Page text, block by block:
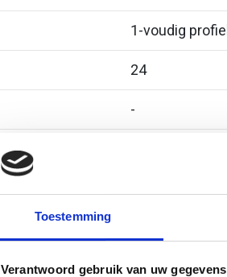
Toestemming
Verantwoord gebruik van uw gegevens
1-voudig profiel
24
-
Nee